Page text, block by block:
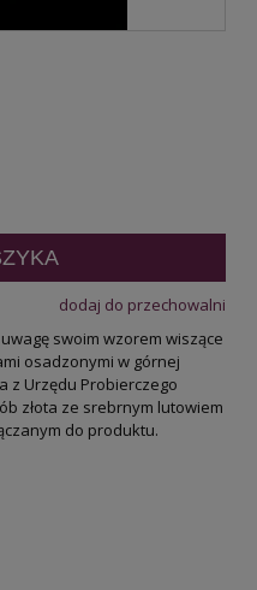
dodaj do przechowalni
swoim wzorem wiszące
osadzonymi w górnej
z Urzędu Probierczego
złota ze srebrnym lutowiem
do produktu.